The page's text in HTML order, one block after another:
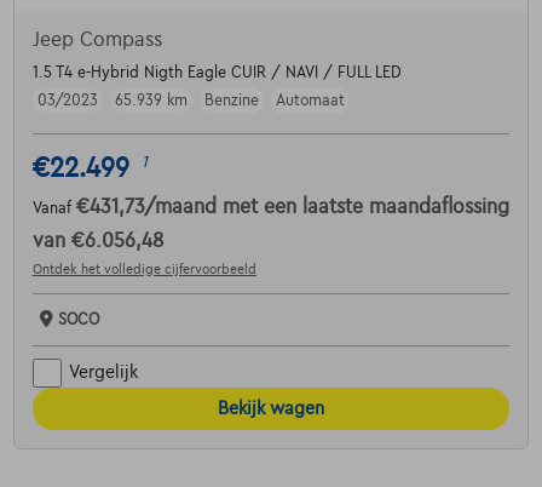
Jeep Compass
1.5 T4 e-Hybrid Nigth Eagle CUIR / NAVI / FULL LED
03/2023
65.939 km Benzine Automaat
€22.499 1
Vanaf €431,73/maand met een laatste maandaflossing
van €6.056,48
Ontdek het volledige cijfervoorbeeld
SOCO
Vergelijk
Bekijk wagen